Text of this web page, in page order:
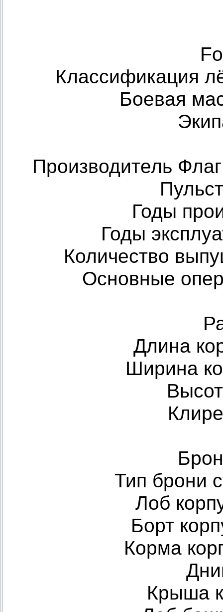
Классификация
Боевая
Производитель
Годы
Годы
Количество
Основные
Длина
Ширина
Тип брони
Лоб
Борт
Корма
Крыша